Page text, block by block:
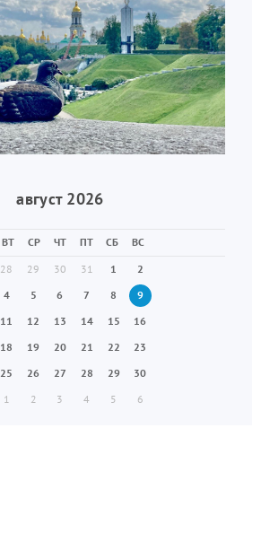
август 2026
ВТ СР ЧТ ПТ СБ
ВС
28 29 30 31 1
2
4 5 6 7 8
9
11 12 13 14 15
16
18 19 20 21 22
23
25 26 27 28 29
30
1 2 3 4 5 6